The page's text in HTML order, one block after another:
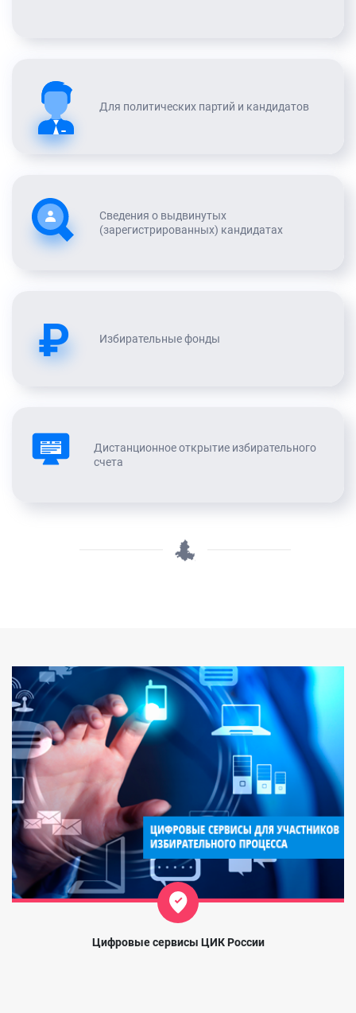
Для политических партий и кандидатов
Сведения о выдвинутых
(зарегистрированных) кандидатах
₽ Избирательные фонды
Дистанционное открытие избирательного
счета
Цифровые сервисы ЦИК России